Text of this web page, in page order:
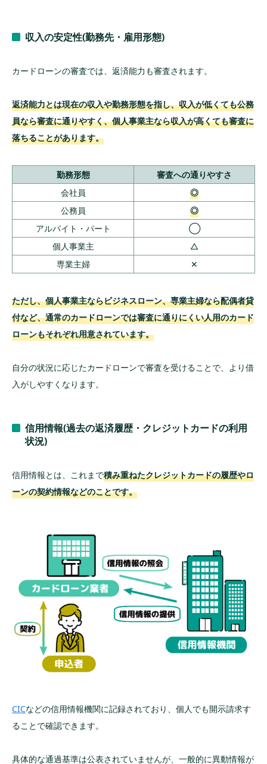
収入の安定性(勤務先・雇用形態)
カードローンの審査では、返済能力も審査されます。
返済能力とは現在の収入や勤務形態を指し、収入が低くても公務
員なら審査に通りやすく、個人事業主なら収入が高くても審査に
落ちることがあります。
勤務形態
審査への通りやすさ
会社員
◎
公務員
◎
アルバイト・パート
◯
個人事業主
△
専業主婦
✕
ただし、個人事業主ならビジネスローン、専業主婦なら配偶者貸
付など、通常のカードローンでは審査に通りにくい人用のカード
ローンもそれぞれ用意されています。
自分の状況に応じたカードローンで審査を受けることで、より借
入がしやすくなります。
信用情報(過去の返済履歴・クレジットカードの利用
状況)
信用情報とは、これまで積み重ねたクレジットカードの履歴やロ
ーンの契約情報などのことです。
CICなどの信用情報機関に記録されており、個人でも開示請求す
ることで確認できます。
具体的な通過基準は公表されていませんが、一般的に異動情報が